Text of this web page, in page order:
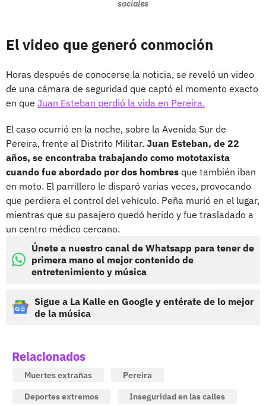
sociales
El video que generó conmoción
Horas después de conocerse la noticia, se reveló un video
de una cámara de seguridad que captó el momento exacto
en que Juan Esteban perdió la vida en Pereira.
El caso ocurrió en la noche, sobre la Avenida Sur de
Pereira, frente al Distrito Militar. Juan Esteban, de 22
años, se encontraba trabajando como mototaxista
cuando fue abordado por dos hombres que también iban
en moto. El parrillero le disparó varias veces, provocando
que perdiera el control del vehículo. Peña murió en el lugar,
mientras que su pasajero quedó herido y fue trasladado a
un centro médico cercano.
Únete a nuestro canal de Whatsapp para tener de
primera mano el mejor contenido de
entretenimiento y música
Sigue a La Kalle en Google y entérate de lo mejor
de la música
Relacionados
Muertes extrañas
Pereira
Deportes extremos
Inseguridad en las calles